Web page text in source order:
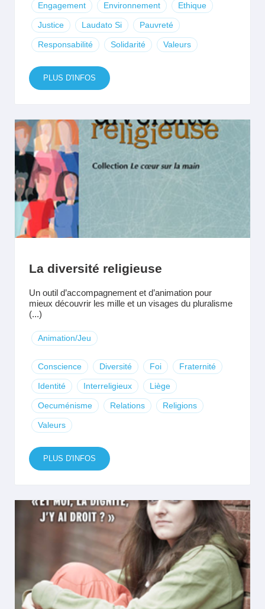
Engagement Environnement Ethique
Justice Laudato Si Pauvreté
Responsabilité Solidarité Valeurs
PLUS D'INFOS
La diversité religieuse
Un outil d’accompagnement et d’animation pour
mieux découvrir les mille et un visages du pluralisme
(...)
Animation/Jeu
Conscience Diversité Foi Fraternité
Identité Interreligieux Liège
Oecuménisme Relations Religions
Valeurs
PLUS D'INFOS